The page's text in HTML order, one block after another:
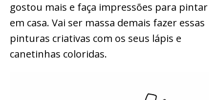
gostou mais e faça impressões para pintar
em casa. Vai ser massa demais fazer essas
pinturas criativas com os seus lápis e
canetinhas coloridas.